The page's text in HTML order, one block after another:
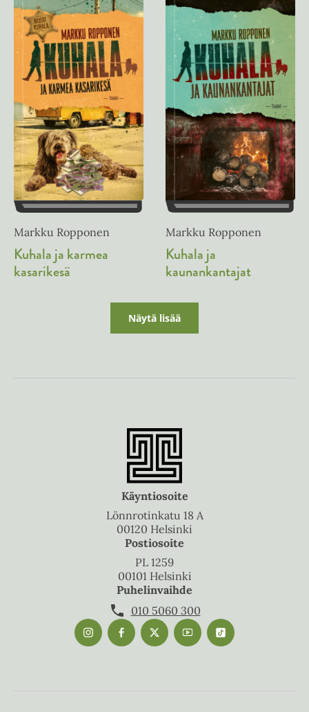
Markku Ropponen
Kuhala ja karmea
kasarikesä
Markku Ropponen
Kuhala ja
kaunankantajat
Näytä lisää
Käyntiosoite
Lönnrotinkatu 18 A
00120 Helsinki
Postiosoite
PL 1259
00101 Helsinki
Puhelinvaihde
010 5060 300